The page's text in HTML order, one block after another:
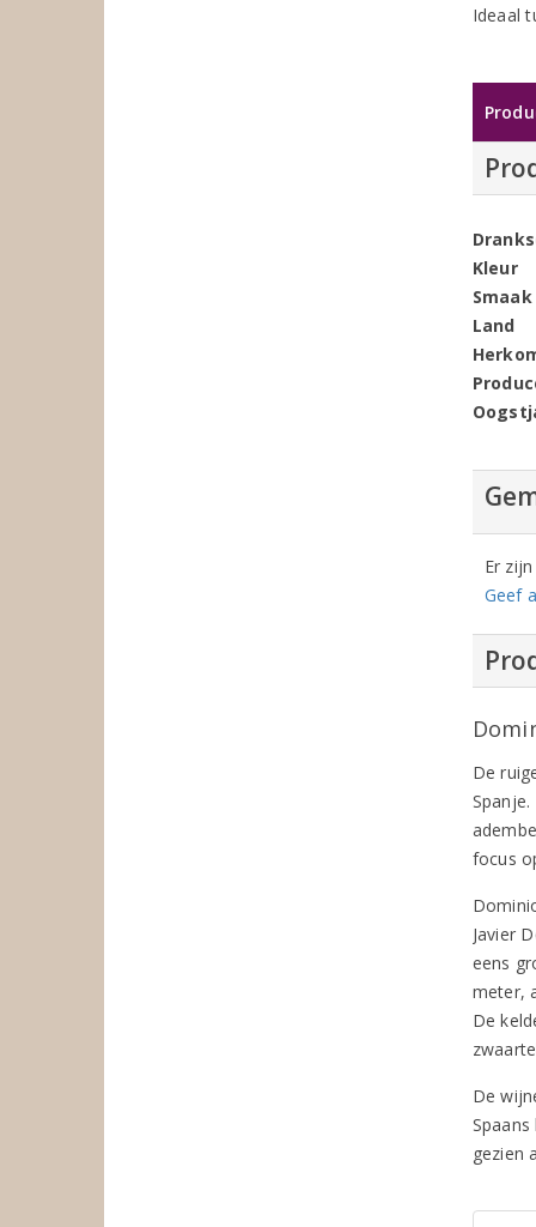
Ideaal
Kleur
Smaak
Land
Er
Geef
De
focus
Javier
eens
meter,
De
De
gezien